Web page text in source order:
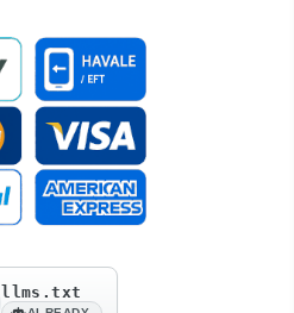
llms.txt